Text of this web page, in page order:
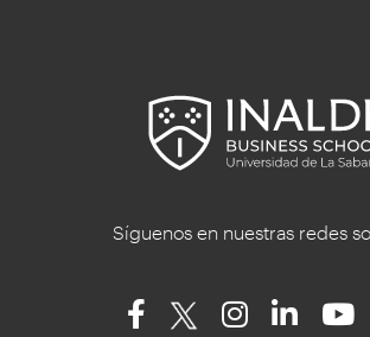
Síguenos en nuestras redes